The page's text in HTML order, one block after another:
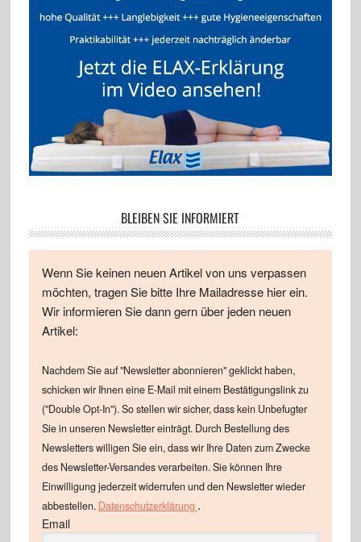
BLEIBEN SIE INFORMIERT
Wenn Sie keinen neuen Artikel von uns verpassen
möchten, tragen Sie bitte Ihre Mailadresse hier ein.
Wir informieren Sie dann gern über jeden neuen
Artikel:
Nachdem Sie auf "Newsletter abonnieren" geklickt haben,
schicken wir Ihnen eine E-Mail mit einem Bestätigungslink zu
("Double Opt-In"). So stellen wir sicher, dass kein Unbefugter
Sie in unseren Newsletter einträgt. Durch Bestellung des
Newsletters willigen Sie ein, dass wir Ihre Daten zum Zwecke
des Newsletter-Versandes verarbeiten. Sie können Ihre
Einwilligung jederzeit widerrufen und den Newsletter wieder
abbestellen. Datenschutzerklärung .
Email